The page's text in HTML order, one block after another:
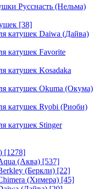
Русснасть (Нельма)
[38]
катушек Daiwa (Дайва)
катушек Favorite
катушек Kosadaka
катушек Okuma (Окума)
катушек Ryobi (Риоби)
катушек Stinger
[1278]
(Аква) [537]
(Беркли) [22]
(Химера) [45]